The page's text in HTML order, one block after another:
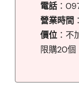
電話 ：
營業時間
價位 ：
限購20個